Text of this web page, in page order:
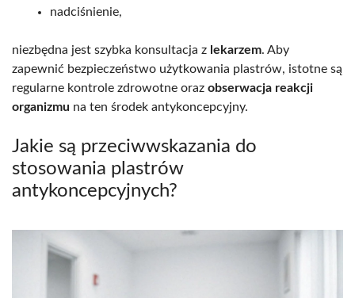
nadciśnienie,
niezbędna jest szybka konsultacja z lekarzem. Aby
zapewnić bezpieczeństwo użytkowania plastrów, istotne są
regularne kontrole zdrowotne oraz obserwacja reakcji
organizmu na ten środek antykoncepcyjny.
Jakie są przeciwwskazania do
stosowania plastrów
antykoncepcyjnych?